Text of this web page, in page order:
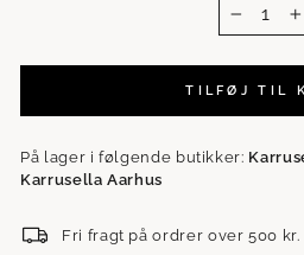
+
TILFØJ TIL
På lager i følgende butikker:
Karrusella Aarhus
Fri fragt på ordrer over 500 kr.